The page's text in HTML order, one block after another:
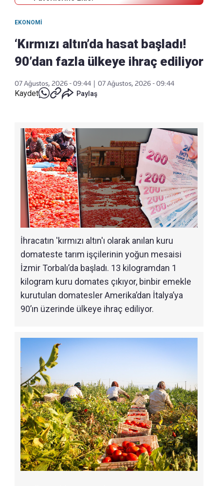
EKONOMI
‘Kırmızı altın’da hasat başladı!
90’dan fazla ülkeye ihraç ediliyor
07 Ağustos, 2026 - 09:44 | 07 Ağustos, 2026 - 09:44
Kaydet Paylaş
İhracatın 'kırmızı altın'ı olarak anılan kuru
domateste tarım işçilerinin yoğun mesaisi
İzmir Torbalı’da başladı. 13 kilogramdan 1
kilogram kuru domates çıkıyor, binbir emekle
kurutulan domatesler Amerika’dan İtalya’ya
90’ın üzerinde ülkeye ihraç ediliyor.